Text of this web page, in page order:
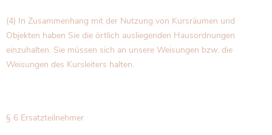
(4) In Zusammenhang mit der Nutzung von Kursräumen und
Objekten haben Sie die örtlich ausliegenden Hausordnungen
einzuhalten. Sie müssen sich an unsere Weisungen bzw. die
Weisungen des Kursleiters halten.
§ 6 Ersatzteilnehmer